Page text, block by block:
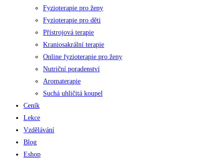
Fyzioterapie pro ženy
Fyzioterapie pro děti
Přístrojová terapie
Kraniosakrální terapie
Online fyzioterapie pro ženy
Nutriční poradenství
Aromaterapie
Suchá uhličitá koupel
Ceník
Lekce
Vzdělávání
Blog
Eshop